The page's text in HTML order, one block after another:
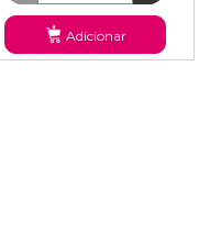
Adicionar